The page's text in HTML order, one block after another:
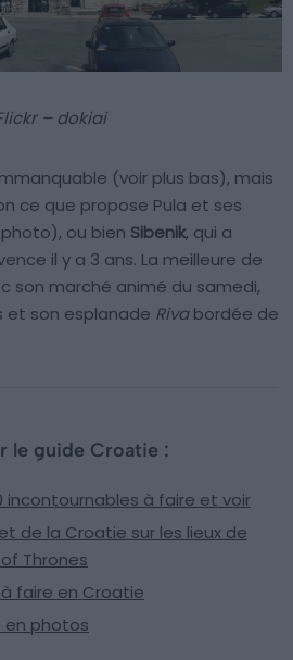
– dokiai
(voir plus bas), mais
ce que propose Pula et ses
ou bien Sibenik, qui a
il y a 3 ans. La meilleure de
son marché animé du samedi,
et son esplanade Rivabordée de
le guide Croatie :
incontournables à faire et voir
de la Croatie sur les lieux de
Thrones
faire en Croatie
en photos